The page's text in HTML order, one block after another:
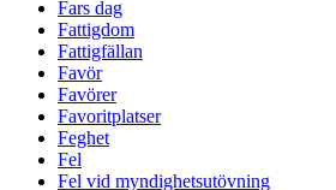
Fars dag
Fattigdom
Fattigfällan
Favör
Favörer
Favoritplatser
Feghet
Fel
Fel vid myndighetsutövning